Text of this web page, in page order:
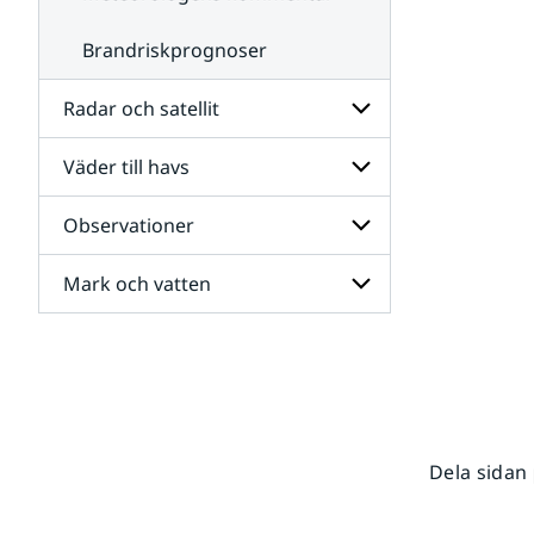
Brandriskprognoser
Radar och satellit
Undersidor
för
Radar
och
satellit
Väder till havs
Undersidor
för
Väder
till
havs
Observationer
Undersidor
för
Mark och vatten
Dela sidan